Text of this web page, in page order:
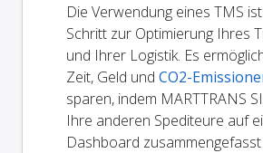
Die Verwendung eines TMS
Schritt zur Optimierung Ihres
und Ihrer Logistik. Es
Zeit, Geld und CO2-
sparen, indem MARTTRANS
Ihre anderen Spediteure auf
Dashboard zusammengefasst